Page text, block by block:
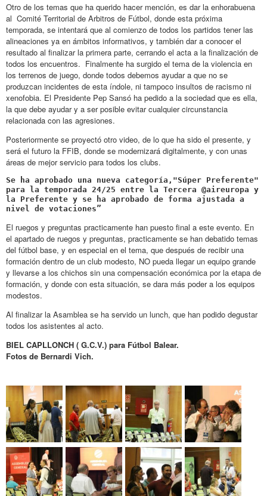
Otro de los temas que ha querido hacer mención, es dar la enhorabuena
al Comité Territorial de Arbitros de Fútbol, donde esta próxima
temporada, se intentará que al comienzo de todos los partidos tener las
alineaciones ya en ámbitos informativos, y también dar a conocer el
resultado al finalizar la primera parte, cerrando el acta a la finalización de
todos los encuentros. Finalmente ha surgido el tema de la violencia en
los terrenos de juego, donde todos debemos ayudar a que no se
produzcan incidentes de esta índole, ni tampoco insultos de racismo ni
xenofobia. El Presidente Pep Sansó ha pedido a la sociedad que es ella,
la que debe ayudar y a ser posible evitar cualquier circunstancia
relacionada con las agresiones.
Posteriormente se proyectó otro video, de lo que ha sido el presente, y
será el futuro la FFIB, donde se modernizará digitalmente, y con unas
áreas de mejor servicio para todos los clubs.
Se ha aprobado una nueva categoría,"Súper Preferente"
para la temporada 24/25 entre la Tercera @aireuropa y
la Preferente y se ha aprobado de forma ajustada a
nivel de votaciones”
El ruegos y preguntas practicamente han puesto final a este evento. En
el apartado de ruegos y preguntas, practicamente se han debatido temas
del fútbol base, y en especial en el tema, que después de recibir una
formación dentro de un club modesto, NO pueda llegar un equipo grande
y llevarse a los chichos sin una compensación económica por la etapa de
formación, y donde con esta situación, se dara más poder a los equipos
modestos.
Al finalizar la Asamblea se ha servido un lunch, que han podido degustar
todos los asistentes al acto.
BIEL CAPLLONCH ( G.C.V.) para Fútbol Balear.
Fotos de Bernardi Vich.